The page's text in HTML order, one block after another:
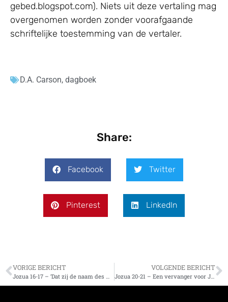
gebed.blogspot.com). Niets uit deze vertaling mag
overgenomen worden zonder voorafgaande
schriftelijke toestemming van de vertaler.
D.A. Carson, dagboek
Share:
Facebook Twitter
Pinterest LinkedIn
VORIGE BERICHT VOLGENDE BERICHT
Jozua 20-21 – Een vervanger voor Judas